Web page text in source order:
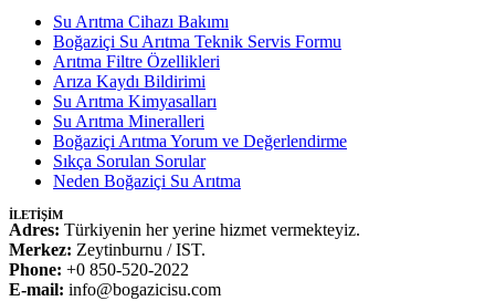
Su Arıtma Cihazı Bakımı
Boğaziçi Su Arıtma Teknik Servis Formu
Arıtma Filtre Özellikleri
Arıza Kaydı Bildirimi
Su Arıtma Kimyasalları
Su Arıtma Mineralleri
Boğaziçi Arıtma Yorum ve Değerlendirme
Sıkça Sorulan Sorular
Neden Boğaziçi Su Arıtma
İLETİŞİM
Adres: Türkiyenin her yerine hizmet vermekteyiz.
Merkez: Zeytinburnu / IST.
Phone: +0 850-520-2022
E-mail: info@bogazicisu.com